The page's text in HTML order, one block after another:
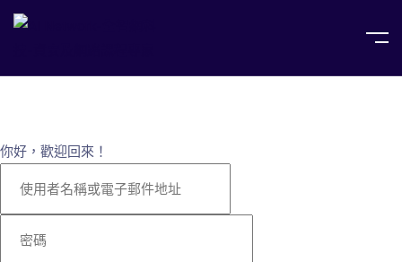
你好，歡迎回來！